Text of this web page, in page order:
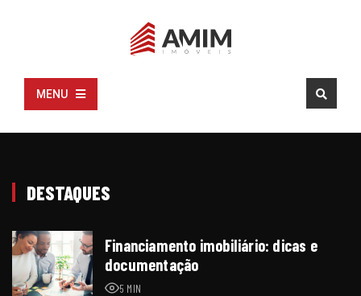
MENU
DESTAQUES
Financiamento imobiliário: dicas e
documentação
5 MIN